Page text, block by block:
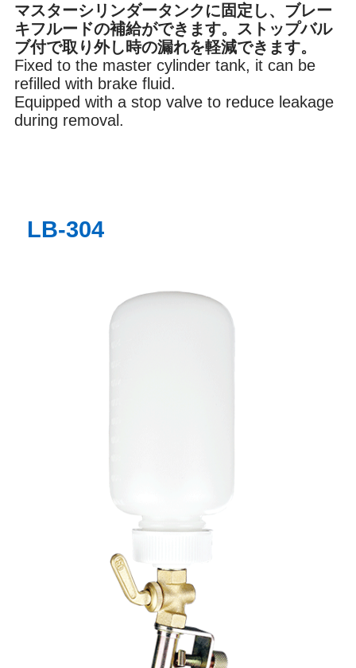
その他
マスターシリンダータンクに固定し、ブレー
キフルードの補給ができます。ストップバル
ブ付で取り外し時の漏れを軽減できます。
Fixed to the master cylinder tank, it can be
refilled with brake fluid.
Equipped with a stop valve to reduce leakage
during removal.
LB-304